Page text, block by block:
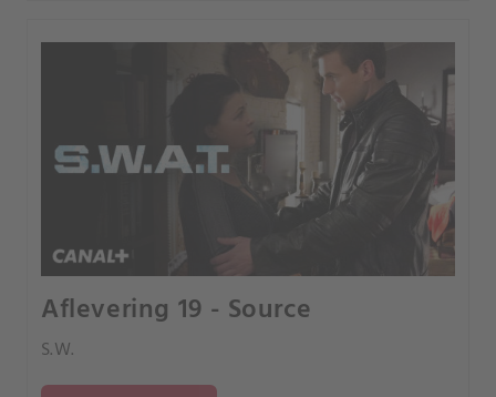
Aflevering 19 - Source
S.W.